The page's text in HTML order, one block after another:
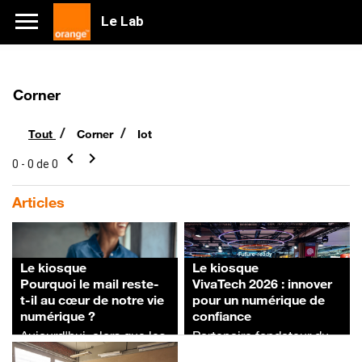
Le Lab
Corner
Tout / Corner / Iot
0 - 0 de 0 chevron_left chevron_right
Articles
Le kiosque
Pourquoi le mail reste-
t-il au cœur de notre vie
numérique ?
Aujourd'hui, alors que les
messageries
Le kiosque
VivaTech 2026 : innover
pour un numérique de
confiance
Partenaire fondateur du